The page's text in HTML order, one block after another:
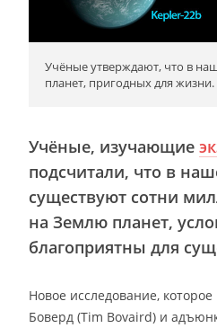
Учёные утверждают, что в
планет, пригодных для жизни.
Учёные, изучающие
подсчитали, что в
существуют сотни
на Землю планет,
благоприятны для
Новое исследование,
Боверд (Tim Bovaird) и